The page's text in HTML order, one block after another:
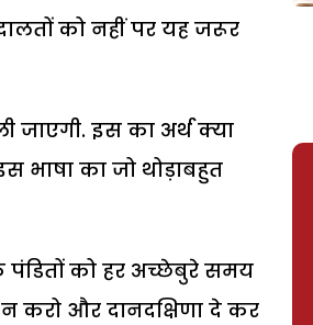
को नहीं पर यह जरूर
जाएगी. इस का अर्थ क्या
भाषा का जो थोड़ाबहुत
पंडितों को हर अच्छेबुरे समय
करो और दानदक्षिणा दे कर